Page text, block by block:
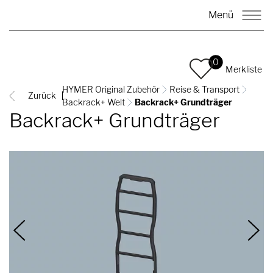
Menü
0
Merkliste
Zurück
HYMER Original Zubehör
Reise & Transport
Backrack+ Welt
Backrack+ Grundträger
Backrack+ Grundträger